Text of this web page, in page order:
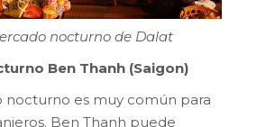
nocturno de Dalat
Ben Thanh (Saigon)
nocturno es muy común para
Ben Thanh puede